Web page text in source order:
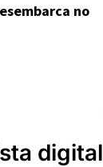
no
digital